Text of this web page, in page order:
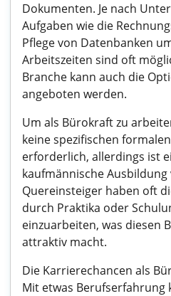
Dokumenten. Je nach
Aufgaben wie die
Pflege von Datenbanken
Arbeitszeiten sind oft
Branche kann auch die
angeboten werden.
Um als Bürokraft zu
keine spezifischen
erforderlich, allerdings ist
kaufmännische
Quereinsteiger haben oft
durch Praktika oder
einzuarbeiten, was diesen
attraktiv macht.
Die Karrierechancen als
Mit etwas Berufserfahrung